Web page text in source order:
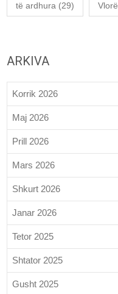
të ardhura (29) Vlorë
ARKIVA
Korrik 2026
Maj 2026
Prill 2026
Mars 2026
Shkurt 2026
Janar 2026
Tetor 2025
Shtator 2025
Gusht 2025